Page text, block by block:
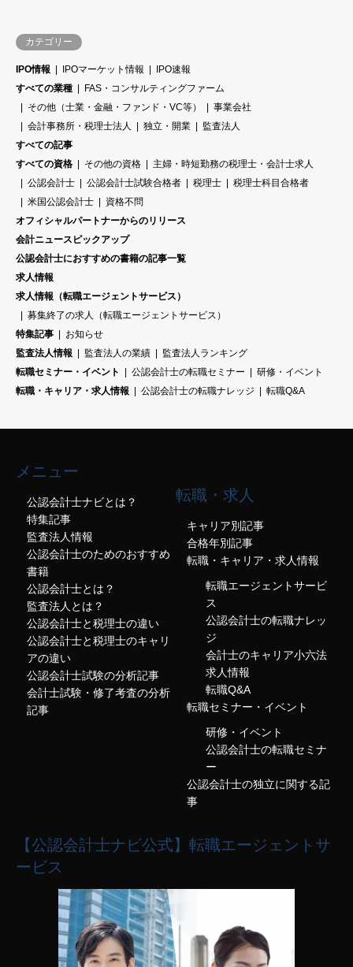
カテゴリー
IPO情報 IPOマーケット情報
IPO速報
すべての業種
FAS・コンサルティングファーム
その他（士業・金融・ファンド・VC等）
事業会社
会計事務所・税理士法人
独立・開業
監査法人
すべての記事
すべての資格
その他の資格
主婦・時短勤務の税理士・会計士求人
公認会計士
公認会計士試験合格者 税理士
税理士科目合格者
米国公認会計士
資格不問
オフィシャルパートナーからのリリース
会計ニュースピックアップ
公認会計士におすすめの書籍の記事一覧
求人情報
求人情報（転職エージェントサービス）
募集終了の求人（転職エージェントサービス）
特集記事
お知らせ
監査法人情報
監査法人の業績
監査法人ランキング
転職セミナー・イベント
公認会計士の転職セミナー
研修・イベント
転職・キャリア・求人情報
公認会計士の転職ナレッジ 転職Q&A
メニュー
公認会計士ナビとは？
特集記事
監査法人情報
公認会計士のためのおすすめ
書籍
公認会計士とは？
監査法人とは？
公認会計士と税理士の違い
公認会計士と税理士のキャリ
アの違い
公認会計士試験の分析記事
会計士試験・修了考査の分析
記事
転職・求人
キャリア別記事
合格年別記事
転職・キャリア・求人情報
転職エージェントサービ
ス
公認会計士の転職ナレッ
ジ
会計士のキャリア小六法
求人情報
転職Q&A
転職セミナー・イベント
研修・イベント
公認会計士の転職セミナ
ー
公認会計士の独立に関する記
事
【公認会計士ナビ公式】転職エージェントサ
ービス